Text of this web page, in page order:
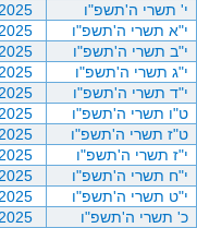
י' תשרי ה'תשפ"ו
י"א תשרי ה'תשפ"ו
י"ב תשרי ה'תשפ"ו
י"ג תשרי ה'תשפ"ו
י"ד תשרי ה'תשפ"ו
ט"ו תשרי ה'תשפ"ו
ט"ז תשרי ה'תשפ"ו
י"ז תשרי ה'תשפ"ו
י"ח תשרי ה'תשפ"ו
י"ט תשרי ה'תשפ"ו
כ' תשרי ה'תשפ"ו